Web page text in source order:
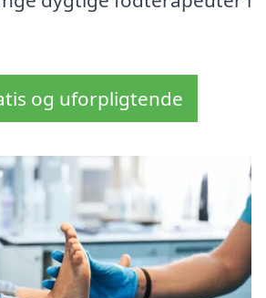
og uforpligtende